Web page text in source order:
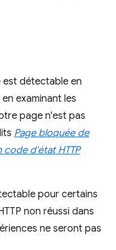
est détectable en
examinant les
page n'est pas
Page bloquée de
code d'état HTTP
pour certains
non réussi dans
ne seront pas